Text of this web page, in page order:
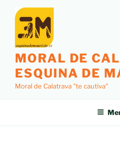
contenido
MORAL DE
ESQUINA DE
Moral de Calatrava "te cautiva"